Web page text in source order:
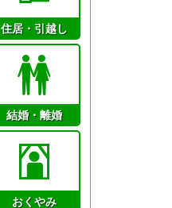
住居・引越し
結婚・離婚
おくやみ